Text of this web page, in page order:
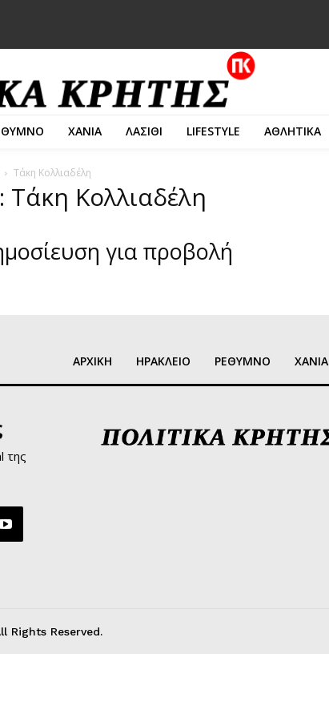
ΧΑΝΙΑ ΛΑΣΙΘΙ LIFESTYLE ΑΘΛΗΤΙΚΑ
Τάκη Κολλιαδέλη
Τάκη Κολλιαδέλη
για προβολή
ΑΡΧΙΚΗ ΗΡΑΚΛΕΙΟ ΡΕΘΥΜΝΟ ΧΑΝΙΑ
της
Rights Reserved.